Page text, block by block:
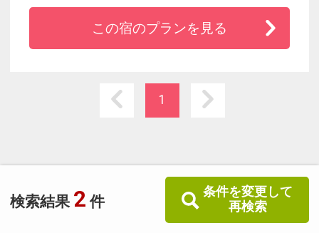
検索結果 2 件
条件を変更して
再検索
ます。お食事は旬の食材いっぱいのバイキング
料理です。お好きなものをお好きなだけどう
この宿のプランを見る
1